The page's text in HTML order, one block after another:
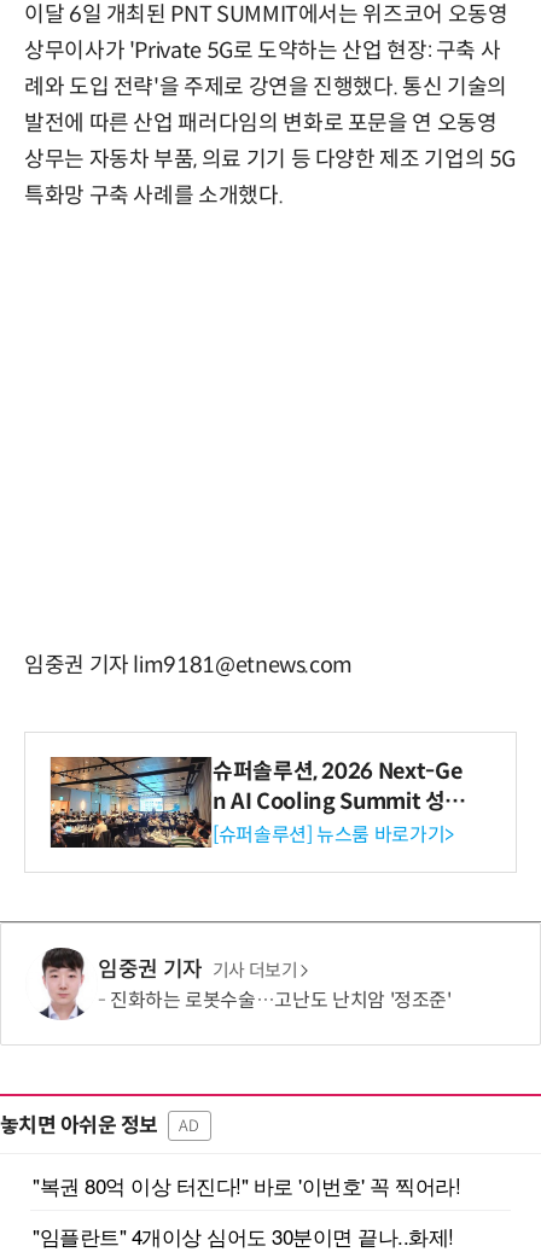
이달 6일 개최된 PNT SUMMIT에서는 위즈코어 오동영
상무이사가 'Private 5G로 도약하는 산업 현장: 구축 사
례와 도입 전략'을 주제로 강연을 진행했다. 통신 기술의
발전에 따른 산업 패러다임의 변화로 포문을 연 오동영
상무는 자동차 부품, 의료 기기 등 다양한 제조 기업의 5G
특화망 구축 사례를 소개했다.
임중권 기자 lim9181@etnews.com
슈퍼솔루션, 2026 Next-Ge
n AI Cooling Summit 성황
리 성료
[슈퍼솔루션] 뉴스룸 바로가기>
임중권 기자 기사 더보기
진화하는 로봇수술…고난도 난치암 '정조준'
놓치면 아쉬운 정보 AD